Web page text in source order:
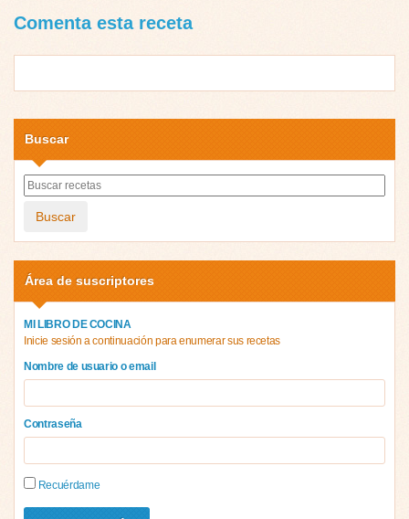
Comenta esta receta
Buscar
Buscar
Área de suscriptores
MI LIBRO DE COCINA
Inicie sesión a continuación para enumerar sus recetas
Nombre de usuario o email
Contraseña
Recuérdame